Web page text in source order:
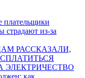
плательщики
страдают из-за
РАССКАЗАЛИ,
ЭЛЕКТРИЧЕСТВО